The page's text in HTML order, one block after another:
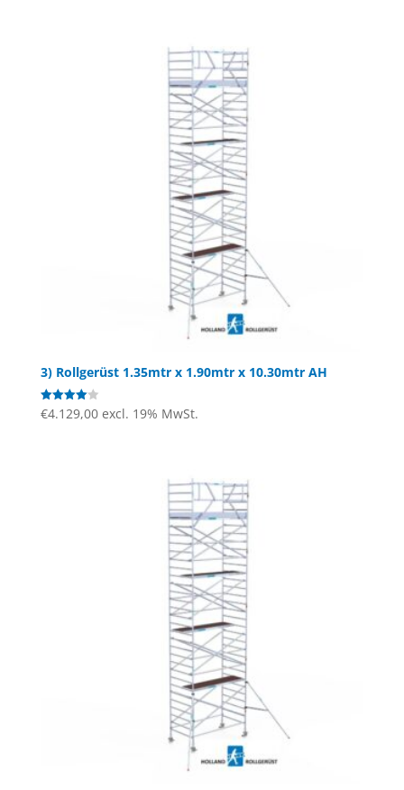
3) Rollgerüst 1.35mtr x 1.90mtr x 10.30mtr AH
Bewertet
mit
€4.129,00 excl. 19% MwSt.